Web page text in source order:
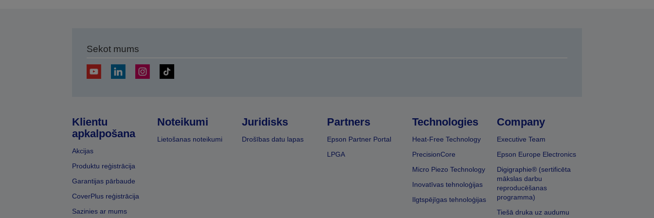
Sekot mums
Klientu
apkalpošana
Akcijas
Produktu reģistrācija
Garantijas pārbaude
CoverPlus reģistrācija
Sazinies ar mums
Noteikumi
Lietošanas noteikumi
Juridisks
Drošības datu lapas
Partners
Epson Partner Portal
LPGA
Technologies
Heat-Free Technology
PrecisionCore
Micro Piezo Technology
Inovatīvas tehnoloģijas
Ilgtspējīgas tehnoloģijas
Company
Executive Team
Epson Europe Electronics
Digigraphie® (sertificēta
mākslas darbu
reproducēšanas
programma)
Tiešā druka uz audumu